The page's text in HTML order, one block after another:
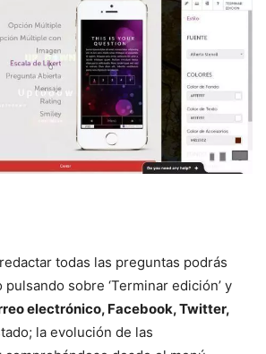
todas las preguntas podrás
sobre ‘Terminar edición’ y
electrónico, Facebook, Twitter,
la evolución de las